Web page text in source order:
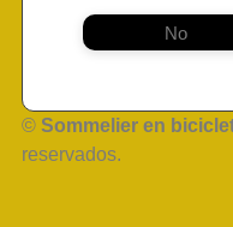
No
© Sommelier en
reservados.